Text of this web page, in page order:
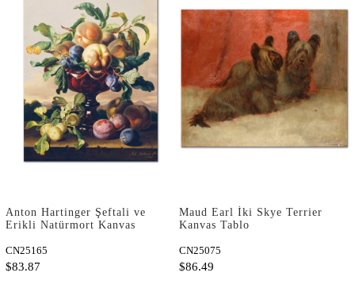
Anton Hartinger Şeftali ve
Erikli Natürmort Kanvas
CN25165
$83.87
Maud Earl İki Skye Terrier
Kanvas Tablo
CN25075
$86.49